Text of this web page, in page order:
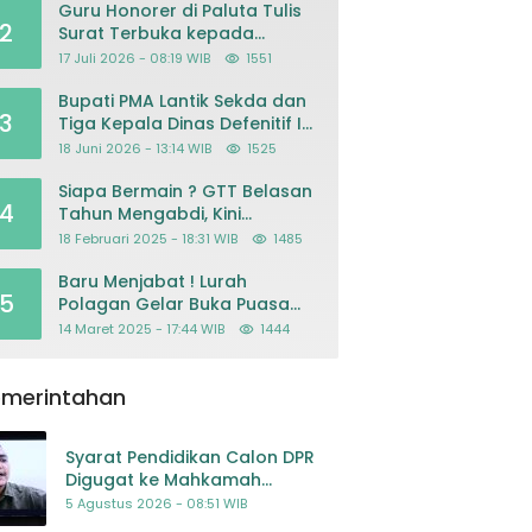
2
Guru Honorer di Paluta Tulis
Surat Terbuka kepada
Presiden Prabowo, Mohon
Kriminalisasi
17 Juli 2026 - 08:19 WIB 1551
3
Bupati PMA Lantik Sekda dan
Tiga Kepala Dinas Defenitif Ini
orangnya
18 Juni 2026 - 13:14 WIB 1525
Siapa Bermain ? GTT Belasan
Tahun Mengabdi, Kini
Dikeluarkan Sepihak Dari
18 Februari 2025 - 18:31 WIB 1485
Baru Menjabat ! Lurah
Polagan Gelar Buka Puasa
Bersama
14 Maret 2025 - 17:44 WIB 1444
Syarat Pendidikan Calon DPR
Digugat ke Mahkamah
Konstitusi
5 Agustus 2026 - 08:51 WIB